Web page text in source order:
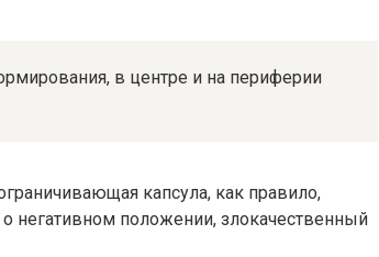
в центре и на периферии
капсула, как правило,
о негативном положении, злокачественный